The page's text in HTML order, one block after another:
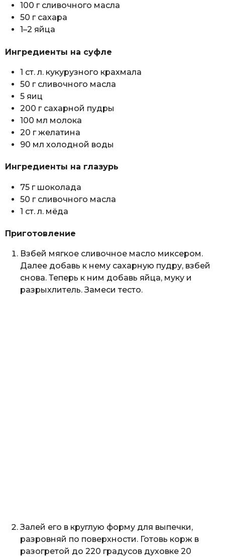
100 г сливочного масла
50 г сахара
1–2 яйца
Ингредиенты на суфле
1 ст. л. кукурузного крахмала
50 г сливочного масла
5 яиц
200 г сахарной пудры
100 мл молока
20 г желатина
90 мл холодной воды
Ингредиенты на глазурь
75 г шоколада
50 г сливочного масла
1 ст. л. мёда
Приготовление
Взбей мягкое сливочное масло миксером.
Далее добавь к нему сахарную пудру, взбей
снова. Теперь к ним добавь яйца, муку и
разрыхлитель. Замеси тесто.
Залей его в круглую форму для выпечки,
разровняй по поверхности. Готовь корж в
разогретой до 220 градусов духовке 20